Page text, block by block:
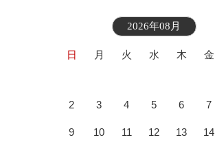
2026年08月
日 月 火 水 木 金
2 3 4 5 6 7
9 10 11 12 13 14